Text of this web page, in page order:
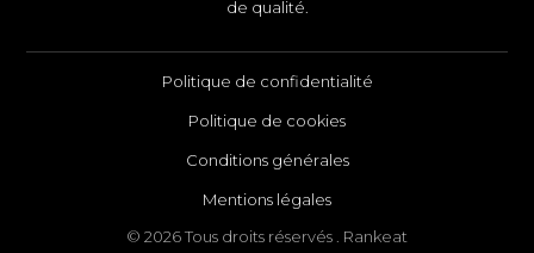
de qualité.
Politique de confidentialité
Politique de cookies
Conditions générales
Mentions légales
© 2026 Tous droits réservés . Rankeat